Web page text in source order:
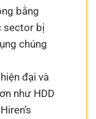
bằng
sector bị
chúng
đại và
như HDD